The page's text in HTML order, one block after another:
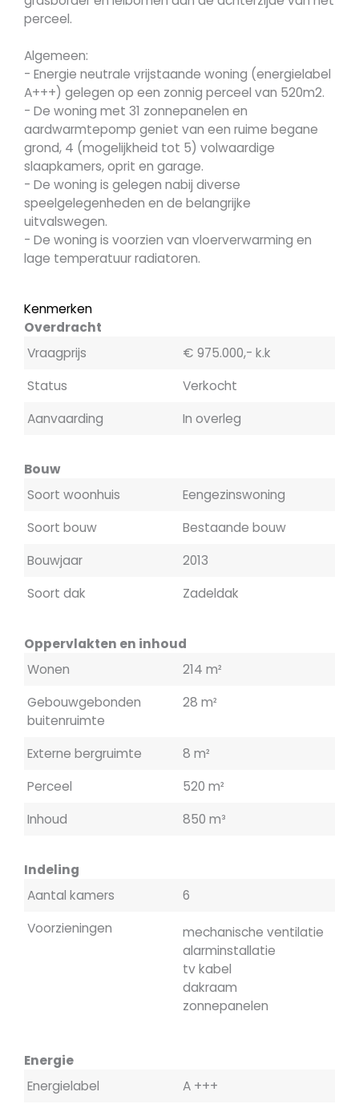
perceel.
Algemeen:
- Energie neutrale vrijstaande woning (energielabel
A+++) gelegen op een zonnig perceel van 520m2.
- De woning met 31 zonnepanelen en
aardwarmtepomp geniet van een ruime begane
grond, 4 (mogelijkheid tot 5) volwaardige
slaapkamers, oprit en garage.
- De woning is gelegen nabij diverse
speelgelegenheden en de belangrijke
uitvalswegen.
- De woning is voorzien van vloerverwarming en
lage temperatuur radiatoren.
Kenmerken
Overdracht
Vraagprijs
€ 975.000,- k.k
Status
Verkocht
Aanvaarding
In overleg
Bouw
Soort woonhuis
Eengezinswoning
Soort bouw
Bestaande bouw
Bouwjaar
2013
Soort dak
Zadeldak
Oppervlakten en inhoud
Wonen
214 m²
Gebouwgebonden
buitenruimte
28 m²
Externe bergruimte
8 m²
Perceel
520 m²
Inhoud
850 m³
Indeling
Aantal kamers
6
Voorzieningen
mechanische ventilatie
alarminstallatie
tv kabel
dakraam
zonnepanelen
Energie
Energielabel
A +++